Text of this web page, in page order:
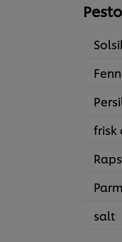
frisk
salt